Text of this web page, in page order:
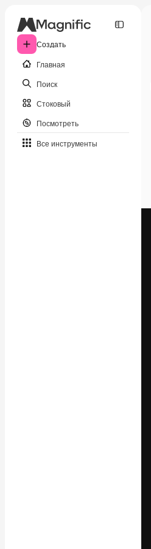
Создать
Главная
Поиск
Стоковый
Посмотреть
Все инструменты